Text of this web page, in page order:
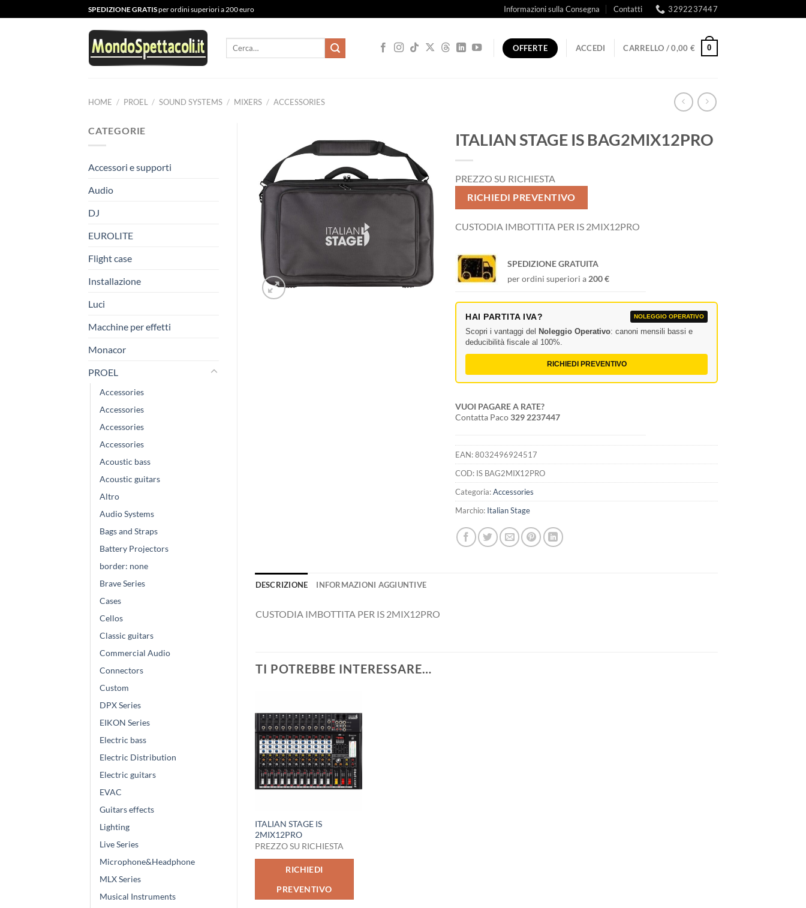
ai
SPEDIZIONE GRATISper ordini superiori a 200 euro Informazioni sulla Consegna Contatti 3292237447
Cerca: OFFERTE ACCEDI CARRELLO /0,00 € 0
HOME / PROEL / SOUND SYSTEMS / MIXERS / ACCESSORIES
CATEGORIE
Accessori e supporti
Audio
DJ
EUROLITE
Flight case
Installazione
Luci
Macchine per effetti
Monacor
PROEL
Accessories
Accessories
Accessories
Accessories
Acoustic bass
Acoustic guitars
Altro
Audio Systems
Bags and Straps
Battery Projectors
border: none
Brave Series
Cases
Cellos
Classic guitars
Commercial Audio
Connectors
Custom
DPX Series
EIKON Series
Electric bass
Electric Distribution
Electric guitars
EVAC
Guitars effects
Lighting
Live Series
Microphone&Headphone
MLX Series
Musical Instruments
ITALIAN STAGE IS BAG2MIX12PRO
PREZZO SU RICHIESTA
RICHIEDI PREVENTIVO
CUSTODIA IMBOTTITA PER IS 2MIX12PRO
SPEDIZIONE GRATUITA
per ordini superiori a 200 €
HAI PARTITA IVA? NOLEGGIO OPERATIVO
Scopri i vantaggi del Noleggio Operativo: canoni mensili bassi e
deducibilità fiscale al 100%.
RICHIEDI PREVENTIVO
VUOI PAGARE A RATE?
Contatta Paco329 2237447
EAN:8032496924517
COD: IS BAG2MIX12PRO
Categoria:Accessories
Marchio: Italian Stage
DESCRIZIONE INFORMAZIONI AGGIUNTIVE
CUSTODIA IMBOTTITA PER IS 2MIX12PRO
TI POTREBBE INTERESSARE…
ITALIAN STAGE IS
2MIX12PRO
PREZZO SU RICHIESTA
RICHIEDI
PREVENTIVO